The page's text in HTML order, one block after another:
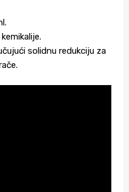
solidnu redukciju za